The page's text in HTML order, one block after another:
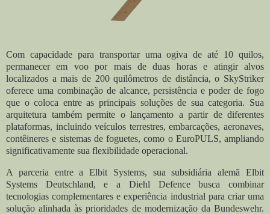
Com capacidade para transportar uma ogiva de até 10 quilos,
permanecer em voo por mais de duas horas e atingir alvos
localizados a mais de 200 quilômetros de distância, o SkyStriker
oferece uma combinação de alcance, persistência e poder de fogo
que o coloca entre as principais soluções de sua categoria. Sua
arquitetura também permite o lançamento a partir de diferentes
plataformas, incluindo veículos terrestres, embarcações, aeronaves,
contêineres e sistemas de foguetes, como o EuroPULS, ampliando
significativamente sua flexibilidade operacional.
A parceria entre a Elbit Systems, sua subsidiária alemã Elbit
Systems Deutschland, e a Diehl Defence busca combinar
tecnologias complementares e experiência industrial para criar uma
solução alinhada às prioridades de modernização da Bundeswehr.